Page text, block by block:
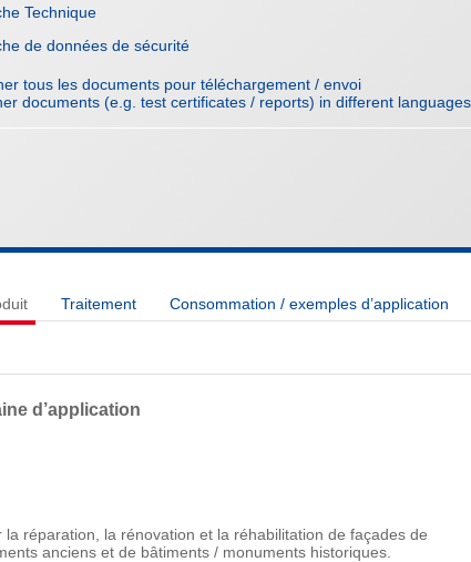
Technique
de données de sécurité
tous les documents pour téléchargement / envoi
documents (e.g. test certificates / reports) in different languages
Traitement Consommation / exemples d’application
d’application
la réparation, la rénovation et la réhabilitation de façades de
anciens et de bâtiments / monuments historiques.